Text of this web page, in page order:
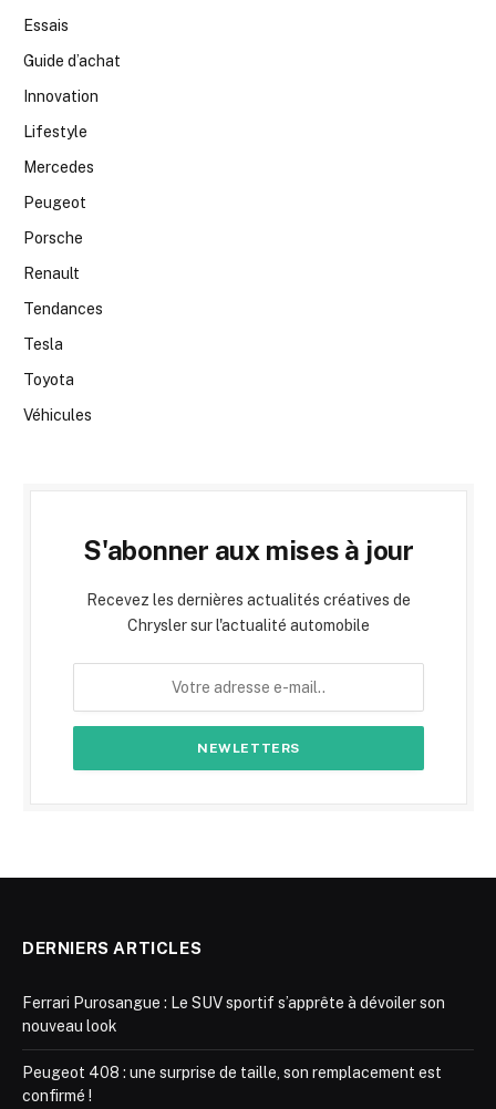
Essais
Guide d’achat
Innovation
Lifestyle
Mercedes
Peugeot
Porsche
Renault
Tendances
Tesla
Toyota
Véhicules
S'abonner aux mises à jour
Recevez les dernières actualités créatives de
Chrysler sur l'actualité automobile
DERNIERS ARTICLES
Ferrari Purosangue : Le SUV sportif s’apprête à dévoiler son
nouveau look
Peugeot 408 : une surprise de taille, son remplacement est
confirmé !